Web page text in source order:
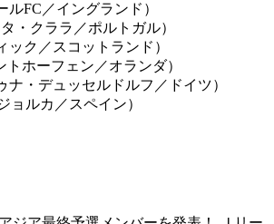
FC／イングランド）
・クララ／ポルトガル）
ック／スコットランド）
ホーフェン／オランダ）
ナ・デュッセルドルフ／ドイツ）
ョルカ／スペイン）